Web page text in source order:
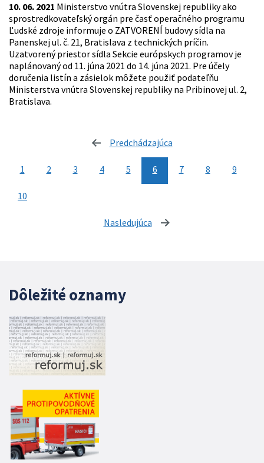
10. 06. 2021 Ministerstvo vnútra Slovenskej republiky ako
sprostredkovateľský orgán pre časť operačného programu
Ľudské zdroje informuje o ZATVORENÍ budovy sídla na
Panenskej ul. č. 21, Bratislava z technických príčin.
Uzatvorený priestor sídla Sekcie európskych programov je
naplánovaný od 11. júna 2021 do 14. júna 2021. Pre účely
doručenia listín a zásielok môžete použiť podateľňu
Ministerstva vnútra Slovenskej republiky na Pribinovej ul. 2,
Bratislava.
Predchádzajúca
1 2 3 4 5 6 7 8 9
10
Nasledujúca stránka
Dôležité oznamy